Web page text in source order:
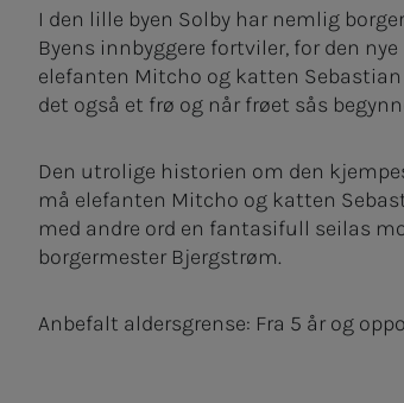
I den lille byen Solby har nemlig
Byens innbyggere fortviler, for den
elefanten Mitcho og katten
det også et frø og når frøet sås
Den utrolige historien om den
må elefanten Mitcho og katten
med andre ord en fantasifull seilas
borgermester Bjergstrøm.
Anbefalt aldersgrense: Fra 5 år og